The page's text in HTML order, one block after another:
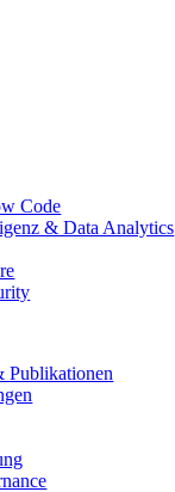
Code
& Data Analytics
Publikationen